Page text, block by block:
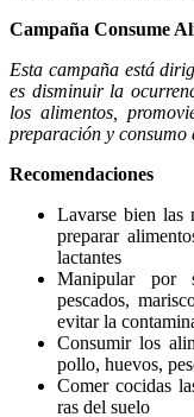
Campaña Consume
Esta campaña está
es disminuir la
los alimentos,
preparación y consumo
Recomendaciones
Lavarse bien las
preparar
lactantes
Manipular por
pescados,
evitar la
Consumir los
pollo, huevos,
Comer cocidas
ras del suelo